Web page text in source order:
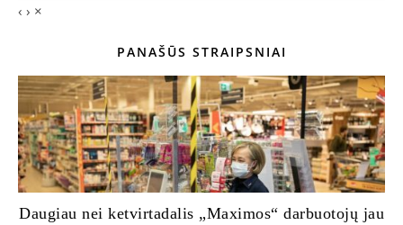
‹ › ×
PANAŠŪS STRAIPSNIAI
Daugiau nei ketvirtadalis „Maximos“ darbuotojų jau